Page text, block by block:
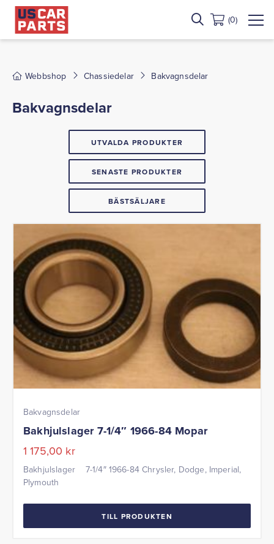
(0)
Webbshop Chassiedelar Bakvagnsdelar
Bakvagnsdelar
UTVALDA PRODUKTER
SENASTE PRODUKTER
BÄSTSÄLJARE
Bakvagnsdelar
Bakhjulslager 7-1/4″ 1966-84 Mopar
1 175,00 kr
Bakhjulslager 7-1/4″ 1966-84 Chrysler, Dodge, Imperial,
Plymouth
TILL PRODUKTEN